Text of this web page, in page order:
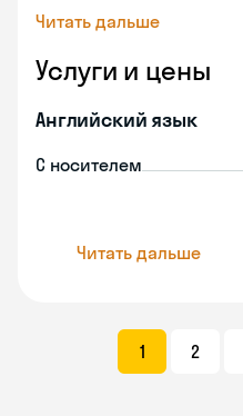
Читать дальше
Услуги и цены
Английский язык
С носителем
Читать дальше
1 2